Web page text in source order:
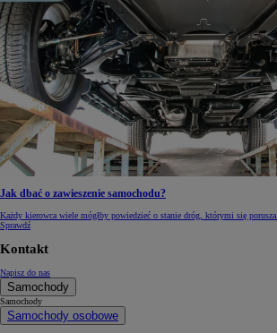
Jak dbać o zawieszenie samochodu?
Każdy kierowca wiele mógłby powiedzieć o stanie dróg, którymi się porusza.
Sprawdź
Kontakt
Napisz do nas
Samochody
Samochody
Samochody osobowe